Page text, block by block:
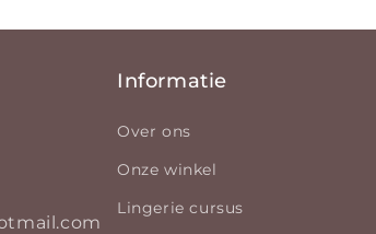
Informatie
Over ons
Onze winkel
Lingerie cursus